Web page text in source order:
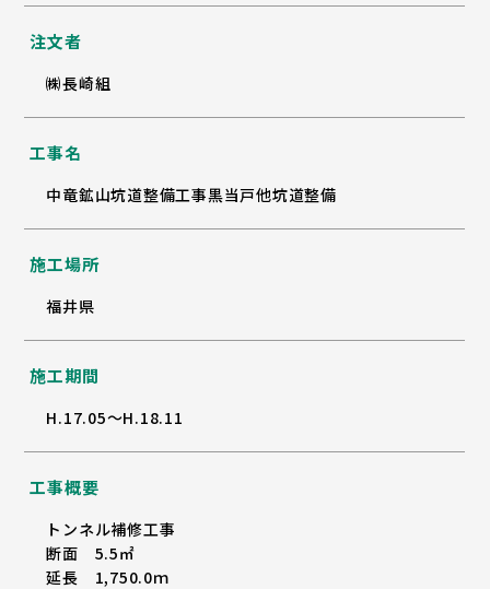
注文者
㈱長崎組
工事名
中竜鉱山坑道整備工事黒当戸他坑道整備
施工場所
福井県
施工期間
H.17.05～H.18.11
工事概要
トンネル補修工事
断面 5.5㎡
延長 1,750.0ｍ